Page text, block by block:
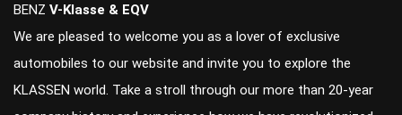
BENZ V-Klasse & EQV
We are pleased to welcome you as a lover of exclusive
automobiles to our website and invite you to explore the
KLASSEN world. Take a stroll through our more than 20-year